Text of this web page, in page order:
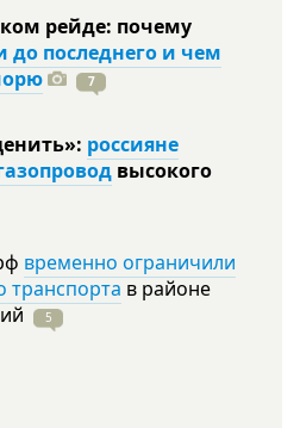
рейде: почему
до последнего и чем
7
россияне
высокого
временно ограничили
транспорта в районе
5